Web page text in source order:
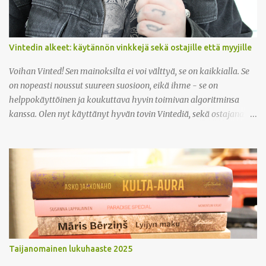
Vintedin alkeet: käytännön vinkkejä sekä ostajille että myyjille
Voihan Vinted! Sen mainoksilta ei voi välttyä, se on kaikkialla. Se
on nopeasti noussut suureen suosioon, eikä ihme - se on
helppokäyttöinen ja koukuttava hyvin toimivan algoritminsa
kanssa. Olen nyt käyttänyt hyvän tovin Vintediä, sekä ostajana
kirpputorialusta, jonka kautta on kätevä etsiä ja löytää aivan
kaikenlaista vaatteista kodintarvikkeisiin. Vaikka Vintediä pääsee
selaamaan ilman rekisteröitymistäkin, täytyy ostaessa ja
myydessä olla kirjautuneena sisään. Aloita siis
rekisteröitymisestä! Vinted toimii sujuvasti sekä selaimella että
sovelluksessa, olitpa sitten ostohousut jalassa tai myymässä itse.
Ostajana oma viimeaikainen huippulöytöni: farkkutakki H&M
Divided (10e) Löysin tuotteen jonka haluan ostaa, miten pitää
Taijanomainen lukuhaaste 2025